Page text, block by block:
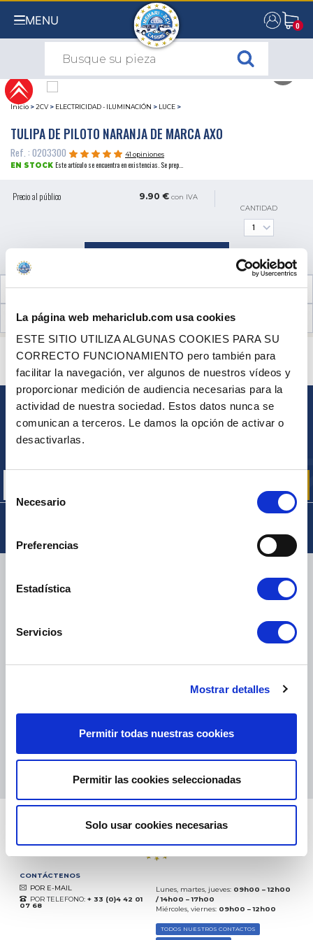
La página web mehariclub.com usa cookies
ESTE SITIO UTILIZA ALGUNAS COOKIES PARA SU
CORRECTO FUNCIONAMIENTO pero también para
facilitar la navegación, ver algunos de nuestros vídeos y
proporcionar medición de audiencia necesarias para la
actividad de nuestra sociedad. Estos datos nunca se
comunican a terceros. Le damos la opción de activar o
desactivarlas.
de Necesario
Preferencias
Estadística
Servicios
Mostrar detalles
Permitir todas nuestras cookies
Permitir las cookies seleccionadas
Solo usar cookies necesarias
MENU 0
0
Inicio >2CV > ELECTRICIDAD - ILUMINACIÓN > LUCE >
TULIPA DE PILOTO NARANJA DE MARCA AXO
Ref. : 0203300
41 opiniones
EN STOCK Este artículo se encuentra en existencias. Se prep...
Precio al público 9.90 € con IVA
CANTIDAD
INFORMACIÓN TÉCNICA
OPINIONES DE CLIENTES (41)
¿ALGUNA PREGUNTA? ¿NECESITA AYUDA?
PÓNGASE EN CONTACTO CON NOSOTROS
BOLETÍN
TNT, GÉODIS, FRANCE EXPRESS, DPD
Excelente:4.5/5
(desde 2018)
CONTÁCTENOS
POR E-MAIL
POR TELEFONO: + 33 (0)4 42 01
07 68
Lunes, martes, jueves: 09h00 – 12h00
/ 14h00 – 17h00
Miércoles, viernes: 09h00 – 12h00
TODOS NUESTROS CONTACTOS